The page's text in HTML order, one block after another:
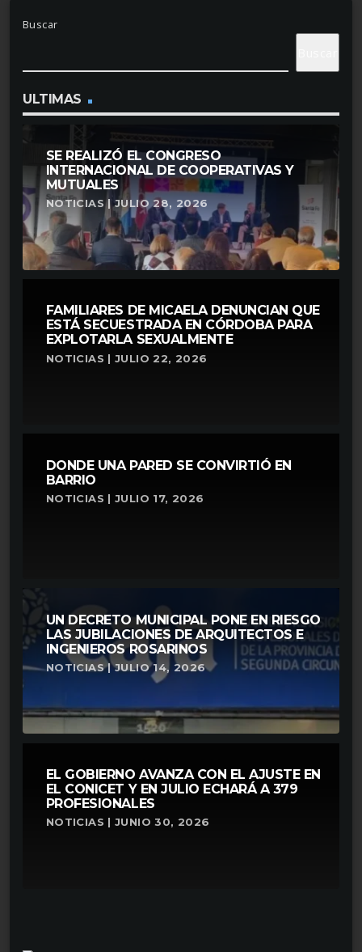
Buscar
ULTIMAS
SE REALIZÓ EL CONGRESO
INTERNACIONAL DE COOPERATIVAS Y
MUTUALES
NOTICIAS | JULIO 28, 2026
FAMILIARES DE MICAELA DENUNCIAN QUE
ESTÁ SECUESTRADA EN CÓRDOBA PARA
EXPLOTARLA SEXUALMENTE
NOTICIAS | JULIO 22, 2026
DONDE UNA PARED SE CONVIRTIÓ EN
BARRIO
NOTICIAS | JULIO 17, 2026
UN DECRETO MUNICIPAL PONE EN RIESGO
LAS JUBILACIONES DE ARQUITECTOS E
INGENIEROS ROSARINOS
NOTICIAS | JULIO 14, 2026
EL GOBIERNO AVANZA CON EL AJUSTE EN
EL CONICET Y EN JULIO ECHARÁ A 379
PROFESIONALES
NOTICIAS | JUNIO 30, 2026